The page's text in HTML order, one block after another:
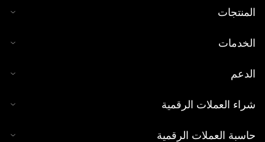
المنتجات
الخدمات
الدعم
شراء العملات الرقمية
حاسبة العملات الرقمية